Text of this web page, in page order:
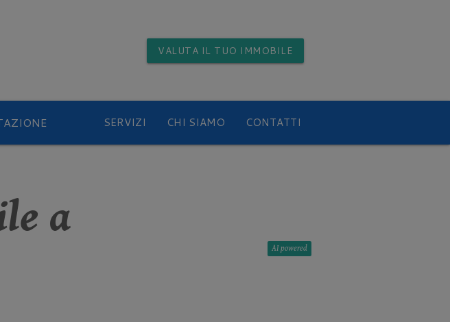
VALUTA IL TUO IMMOBILE
SERVIZI CHI SIAMO CONTATTI
a
AI